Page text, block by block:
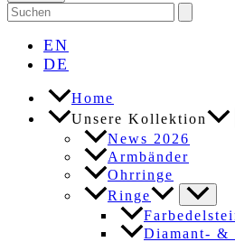
Search
for:
EN
DE
Home
Unsere Kollektion
News 2026
Armbänder
Ohrringe
Ringe
Diamant- &